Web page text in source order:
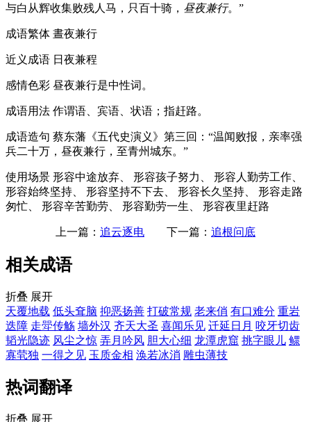
与白从辉收集败残人马，只百十骑， 昼夜兼行。”
成语繁体 晝夜兼行
近义成语 日夜兼程
感情色彩 昼夜兼行是中性词。
成语用法 作谓语、宾语、状语；指赶路。
成语造句 蔡东藩《五代史演义》第三回：“温闻败报，亲率强
兵二十万，昼夜兼行，至青州城东。”
使用场景 形容中途放弃、 形容孩子努力、 形容人勤劳工作、
形容始终坚持、 形容坚持不下去、 形容长久坚持、 形容走路
匆忙、 形容辛苦勤劳、 形容勤劳一生、 形容夜里赶路
上一篇： 追云逐电 下一篇： 追根问底
相关成语
折叠 展开
天覆地载 低头耷脑 抑恶扬善 打破常规 老来俏 有口难分 重岩
迭障 走斝传觞 墙外汉 齐天大圣 喜闻乐见 迁延日月 咬牙切齿
韬光隐迹 风尘之惊 弄月吟风 胆大心细 龙潭虎窟 挑字眼儿 鳏
寡茕独 一得之见 玉质金相 涣若冰消 雕虫薄技
热词翻译
折叠 展开